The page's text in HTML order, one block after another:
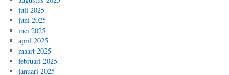
juli 2025
juni 2025
mei 2025
april 2025
maart 2025
februari 2025
januari 2025